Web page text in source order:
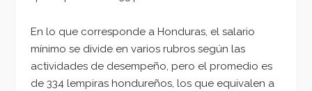
En lo que corresponde a Honduras, el salario
mínimo se divide en varios rubros según las
actividades de desempeño, pero el promedio es
de 334 lempiras hondureños, los que equivalen a